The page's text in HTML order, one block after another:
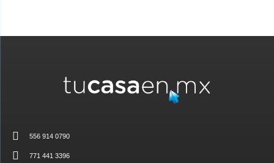
556 914 0790
771 441 3396